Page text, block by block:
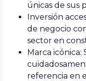
únicas de sus
Inversión
de negocio
sector en
Marca icónica:
referencia en